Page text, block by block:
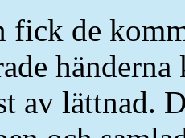
de
av lättnad.